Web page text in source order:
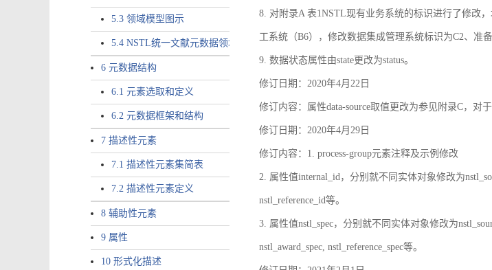
5.3 领域模型图示
5.4 NSTL统一文献元数据领域模型的验证
6 元数据结构
6.1 元素选取和定义
6.2 元数据框架和结构
7 描述性元素
7.1 描述性元素集简表
7.2 描述性元素定义
8 辅助性元素
9 属性
10 形式化描述
8. 对附录A 表1NSTL现有业务系统的标识进行了修改
工系统（B6），修改数据集成管理系统标识为C2、准
9. 数据状态属性由state更改为status。
修订日期：2020年4月22日
修订内容：属性data-source取值更改为参见附录C，对
修订日期：2020年4月29日
修订内容：1. process-group元素注释及示例修改
2. 属性值internal_id，分别就不同实体对象修改为
nstl_reference_id等。
3. 属性值nstl_spec，分别就不同实体对象修改为
nstl_award_spec, nstl_reference_spec等。